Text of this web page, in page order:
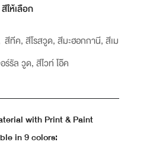
ให้เลือก
สีทีค, สีโรสวูด, สีมะฮอกกานี, สีเม
ร์รัล วูด, สีไวท์ โอ๊ค
with Print & Paint
in 9 colors: